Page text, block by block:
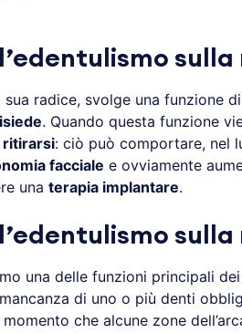
sulla
radice, svolge una funzione di
. Quando questa funzione
ritirarsi: ciò può comportare, nel
facciale e ovviamente
una terapia implantare.
una delle funzioni principali dei
di uno o più denti
momento che alcune zone